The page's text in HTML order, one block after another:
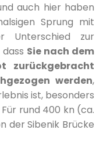
auch hier haben
Sprung mit
Unterschied zur
Sie nach dem
zurückgebracht
werden,
ist, besonders
rund 400 kn (ca.
der Sibenik Brücke